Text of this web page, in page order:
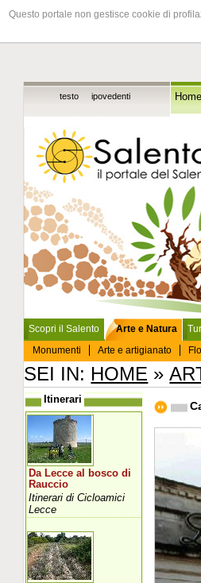
Questo portale non gestisce cookie di
testo ipovedenti
Scopri il Salento
Arte e Natura
Monumenti
Arte e artigianato
SEI IN: HOME »
Itinerari
Da Lecce al bosco di
Rauccio
Itinerari di Cicloamici
Lecce